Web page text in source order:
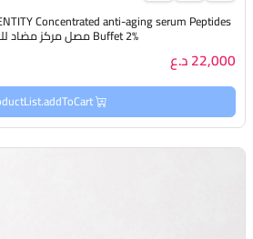
Peptides
Buffet 2% مصل مركز مضاد للشيخوخة
22,000 د.ع
productList.addToCart